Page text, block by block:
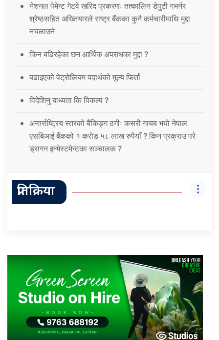
नेशनल पेमेन्ट गेटवे खरिद प्रकरणः तत्कालिन डेपुटी गभर्नर
श्रेष्ठसहित अख्तियारले राष्ट्र बैंकका कुनै कर्मचारीमाथि मुद्दा
नचलाउने
किन बढिरहेका छन आर्थिक अपराधका मुद्दा ?
बढाइएको पेट्रोलियम पदार्थको मूल्य फिर्ता
विदेशिनु बाध्यता कि विकल्प ?
अन्तर्राष्ट्रिय स्तरको बैंकिङ्ग ठगीः कसरी गायब भयो नेपाल
एसबिआई बैंकको १ करोड ५८ लाख रुपैयाँ ? किन प्रक्राउ परे
ड्रागन इन्भेस्टमेन्टका सञ्चालक ?
प्रतिक्रिया